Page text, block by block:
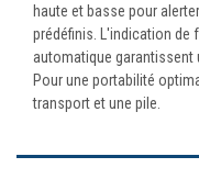
haute et basse pour
prédéfinis. L'indication de
automatique garantissent
Pour une portabilité
transport et une pile.